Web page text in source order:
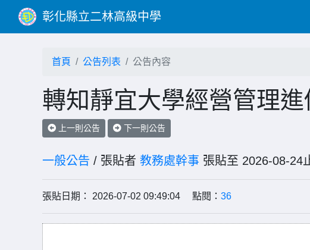
彰化縣立二林高級中學
首頁 公告列表 公告內容
轉知靜宜大學經營管理
上一則公告 下一則公告
一般公告 / 張貼者 教務處幹事 張貼至 2026-
張貼日期： 2026-07-02 09:49:04 點閱： 36